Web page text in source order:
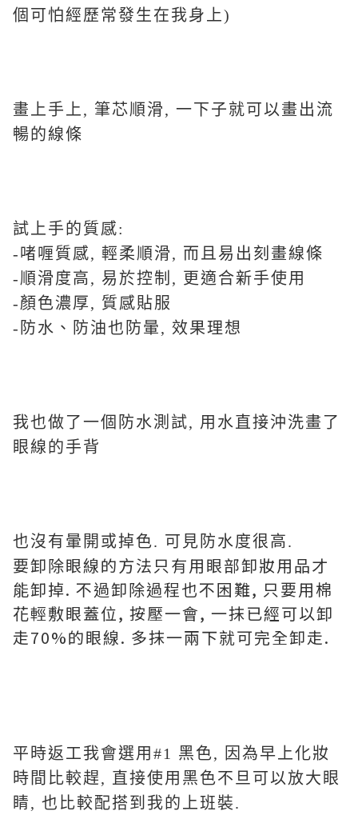
個可怕經歷常發生在我身上)
畫上手上, 筆芯順滑, 一下子就可以畫出流
暢的線條
試上手的質感:
-啫喱質感, 輕柔順滑, 而且易出刻畫線條
-順滑度高, 易於控制, 更適合新手使用
-顏色濃厚, 質感貼服
-防水、防油也防暈, 效果理想
我也做了一個防水測試, 用水直接沖洗畫了
眼線的手背
也沒有暈開或掉色. 可見防水度很高.
要卸除眼線的方法只有用眼部卸妝用品才
能卸掉. 不過卸除過程也不困難, 只要用棉
花輕敷眼蓋位, 按壓一會, 一抹已經可以卸
走70%的眼線. 多抹一兩下就可完全卸走.
平時返工我會選用#1 黑色, 因為早上化妝
時間比較趕, 直接使用黑色不旦可以放大眼
睛, 也比較配搭到我的上班裝.